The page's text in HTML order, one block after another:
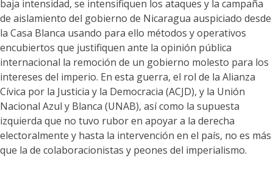
baja intensidad, se intensifiquen los ataques y la campaña
de aislamiento del gobierno de Nicaragua auspiciado desde
la Casa Blanca usando para ello métodos y operativos
encubiertos que justifiquen ante la opinión pública
internacional la remoción de un gobierno molesto para los
intereses del imperio. En esta guerra, el rol de la Alianza
Cívica por la Justicia y la Democracia (ACJD), y la Unión
Nacional Azul y Blanca (UNAB), así como la supuesta
izquierda que no tuvo rubor en apoyar a la derecha
electoralmente y hasta la intervención en el país, no es más
que la de colaboracionistas y peones del imperialismo.